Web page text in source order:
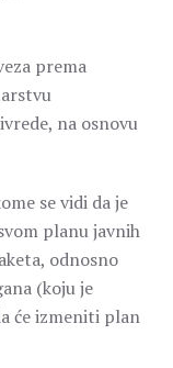
prema
na osnovu
se vidi da je
planu javnih
odnosno
(koju je
će izmeniti plan